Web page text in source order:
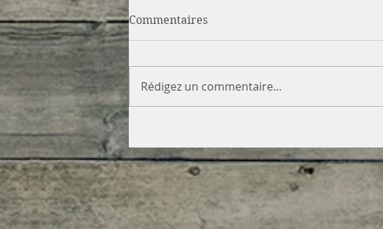
Commentaires
Rédigez un commentaire...